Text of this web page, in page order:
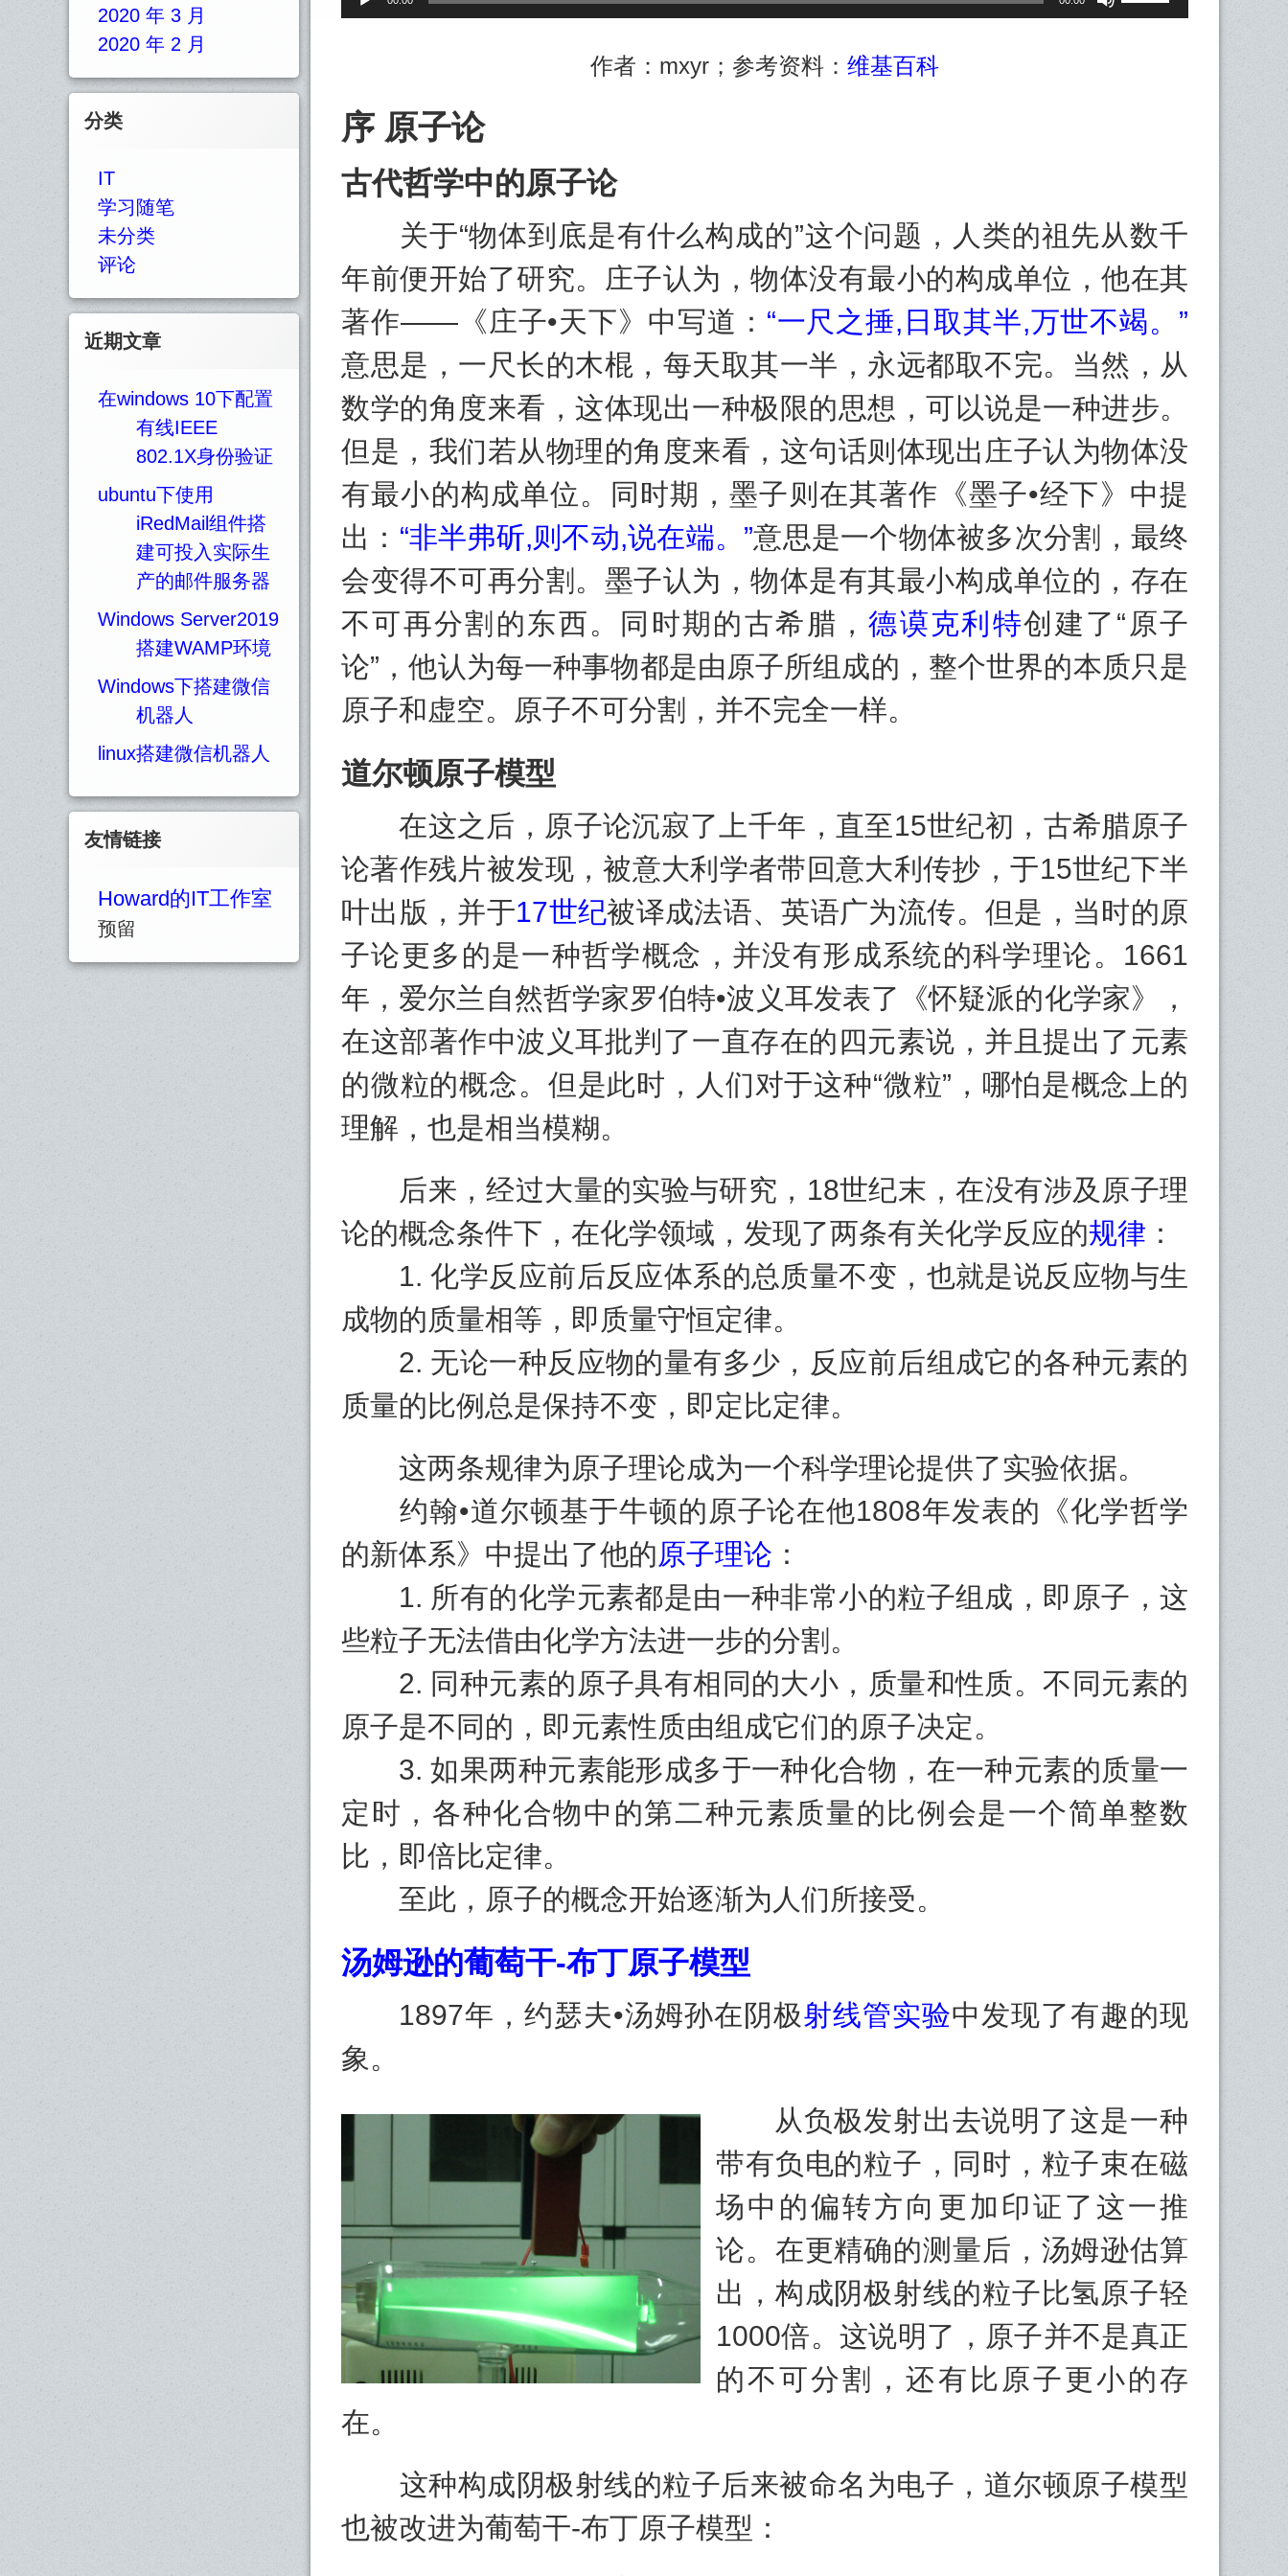
Top
频
用
高
或
降
音
量。
作者：mxyr；参考资料： 维基百科
序 原子论
古代哲学中的原子论
关于“物体到底是有什么构成的”这个问题，人类的祖先从数千
年前便开始了研究。庄子认为，物体没有最小的构成单位，他在其
著作——《庄子•天下》中写道： “一尺之捶,日取其半,万世不竭。”
意思是，一尺长的木棍，每天取其一半，永远都取不完。当然，从
数学的角度来看，这体现出一种极限的思想，可以说是一种进步。
但是，我们若从物理的角度来看，这句话则体现出庄子认为物体没
有最小的构成单位。同时期，墨子则在其著作《墨子•经下》中提
出： “非半弗斫,则不动,说在端。”意思是一个物体被多次分割，最终
会变得不可再分割。墨子认为，物体是有其最小构成单位的，存在
不可再分割的东西。同时期的古希腊，德谟克利特创建了“原子
论”，他认为每一种事物都是由原子所组成的，整个世界的本质只是
原子和虚空。原子不可分割，并不完全一样。
道尔顿原子模型
在这之后，原子论沉寂了上千年，直至15世纪初，古希腊原子
论著作残片被发现，被意大利学者带回意大利传抄，于15世纪下半
叶出版，并于17世纪被译成法语、英语广为流传。但是，当时的原
子论更多的是一种哲学概念，并没有形成系统的科学理论。1661
年，爱尔兰自然哲学家罗伯特•波义耳发表了《怀疑派的化学家》，
在这部著作中波义耳批判了一直存在的四元素说，并且提出了元素
的微粒的概念。但是此时，人们对于这种“微粒”，哪怕是概念上的
理解，也是相当模糊。
后来，经过大量的实验与研究，18世纪末，在没有涉及原子理
论的概念条件下，在化学领域，发现了两条有关化学反应的规律 ：
1. 化学反应前后反应体系的总质量不变，也就是说反应物与生
成物的质量相等，即质量守恒定律。
2. 无论一种反应物的量有多少，反应前后组成它的各种元素的
质量的比例总是保持不变，即定比定律。
这两条规律为原子理论成为一个科学理论提供了实验依据。
约翰•道尔顿基于牛顿的原子论在他1808年发表的《化学哲学
的新体系》中提出了他的原子理论 ：
1. 所有的化学元素都是由一种非常小的粒子组成，即原子，这
些粒子无法借由化学方法进一步的分割。
2. 同种元素的原子具有相同的大小，质量和性质。不同元素的
原子是不同的，即元素性质由组成它们的原子决定。
3. 如果两种元素能形成多于一种化合物，在一种元素的质量一
定时，各种化合物中的第二种元素质量的比例会是一个简单整数
比，即倍比定律。
至此，原子的概念开始逐渐为人们所接受。
汤姆逊的葡萄干-布丁原子模型
1897年，约瑟夫•汤姆孙在阴极射线管实验中发现了有趣的现
象。
从负极发射出去说明了这是一种
带有负电的粒子，同时，粒子束在磁
场中的偏转方向更加印证了这一推
论。在更精确的测量后，汤姆逊估算
出，构成阴极射线的粒子比氢原子轻
1000倍。这说明了，原子并不是真正
的不可分割，还有比原子更小的存
在。
这种构成阴极射线的粒子后来被命名为电子，道尔顿原子模型
也被改进为葡萄干-布丁原子模型：
2020 年 3 月
2020 年 2 月
分类
IT
学习随笔
未分类
评论
近期文章
在windows 10下配置
有线IEEE
802.1X身份验证
ubuntu下使用
iRedMail组件搭
建可投入实际生
产的邮件服务器
Windows Server2019
搭建WAMP环境
Windows下搭建微信
机器人
linux搭建微信机器人
友情链接
Howard的IT工作室
预留